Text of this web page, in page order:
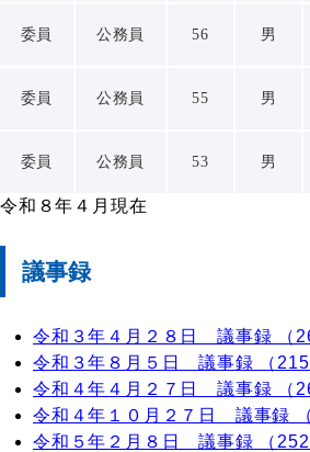
委員 公務員 56 男
委員 公務員 55 男
委員 公務員 53 男
令和８年４月現在
議事録
令和３年４月２８日 議事録 （
令和３年８月５日 議事録 （
令和４年４月２７日 議事録 （
令和４年１０月２７日 議事録
令和５年２月８日 議事録 （